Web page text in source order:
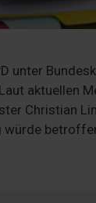
unter
aktuellen
Christian
würde